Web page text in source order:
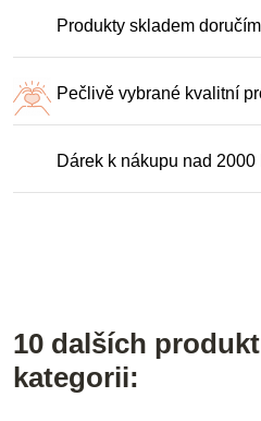
Produkty skladem
Pečlivě vybrané kvalitní
Dárek k nákupu nad 2000
10 dalších
kategorii: